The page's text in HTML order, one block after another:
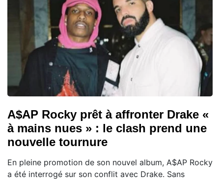
A$AP Rocky prêt à affronter Drake «
à mains nues » : le clash prend une
nouvelle tournure
En pleine promotion de son nouvel album, A$AP Rocky
a été interrogé sur son conflit avec Drake. Sans